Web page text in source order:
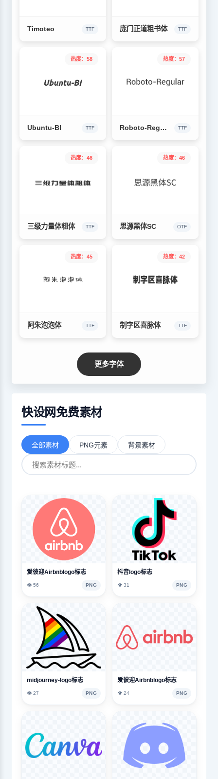
Timoteo TTF 庞门正道粗书体 TTF
热度：58
Ubuntu-BI TTF
热度：57
Roboto-Regular TTF
热度：46
三级力量体粗体 TTF
热度：46
思源黑体SC OTF
热度：45
阿朱泡泡体 TTF
热度：42
制字区喜脉体 TTF
更多字体
快设网免费素材
全部素材 PNG元素 背景素材
爱彼迎Airbnblogo标志
👁️ 56 PNG
抖音logo标志
👁️ 31 PNG
midjourney-logo标志
👁️ 27 PNG
爱彼迎Airbnblogo标志
👁️ 24 PNG